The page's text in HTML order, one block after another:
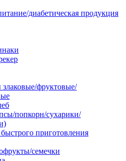
диабетическая продукция
злаковые/фруктовые/
попкорн/сухарики/
приготовления
семечки